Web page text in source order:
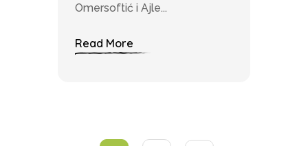
Omersoftić i Ajle...
Read More